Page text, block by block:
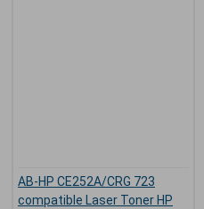
AB-HP CE252A/CRG 723
compatible Laser Toner HP